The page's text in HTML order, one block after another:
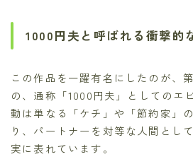
1000円夫と呼ばれる衝撃的
この作品を一躍有名にしたのが、
の、通称「1000円夫」としてのエ
動は単なる「ケチ」や「節約家」
り、パートナーを対等な人間とし
実に表れています。